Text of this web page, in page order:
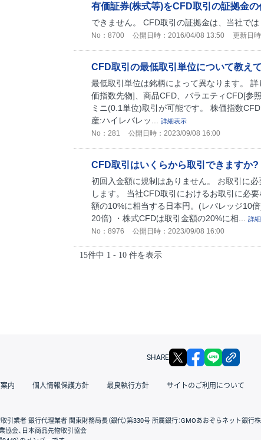
有価証券(株式等)をCFD取引の証拠金
できません。 CFD取引の証拠金は、当社で
No：8700 公開日時：2016/04/08 13:50 更新日
CFD取引の最低取引単位について教えて
最低取引単位は銘柄によって異なります。
価指数先物]、商品CFD、バラエティCFD[参
ミニ(0.1単位)取引が可能です。 株価指数
産:ハイレバレッ...
詳細表示
No：281 公開日時：2023/09/08 16:00
CFD取引はいくらから取引できますか?
初回入金額に規制はありません。 お取引に
します。 当社CFD取引におけるお取引に必
額の10%に相当する日本円。(レバレッジ10
20倍) ・株式CFDは取引金額の20%に相...
詳
No：8976 公開日時：2023/09/08 16:00
15件中 1 - 10 件を表示
SHARE X facebook
内 個人情報保護方針 最良執行方針 サイトのご利用について
引業者 銀行代理業者 関東財務局長（銀代）第330号 所属銀行：GMOあおぞらネット銀行
協会、日本商品先物取引協会